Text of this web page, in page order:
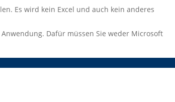
Es wird kein Excel und auch kein anderes
Dafür müssen Sie weder Microsoft